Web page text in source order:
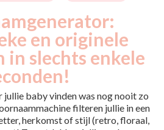
en originele
in slechts enkele
jullie baby vinden was nog nooit zo
filteren jullie in een
herkomst of stijl (retro, floraal,